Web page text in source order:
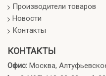
Производители товаров
Новости
Контакты
КОНТАКТЫ
Офис: Москва,